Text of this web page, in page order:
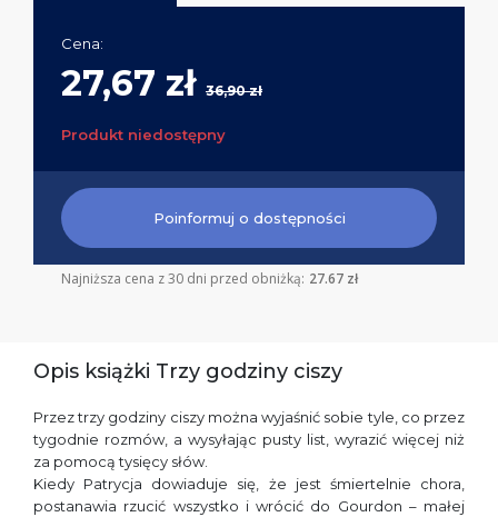
Cena:
27,67 zł 36,90 zł
Produkt niedostępny
Poinformuj o dostępności
Najniższa cena z 30 dni przed obniżką: 27.67 zł
Opis książki Trzy godziny ciszy
Przez trzy godziny ciszy można wyjaśnić sobie tyle, co przez
tygodnie rozmów, a wysyłając pusty list, wyrazić więcej niż
za pomocą tysięcy słów.
Kiedy Patrycja dowiaduje się, że jest śmiertelnie chora,
postanawia rzucić wszystko i wrócić do Gourdon – małej